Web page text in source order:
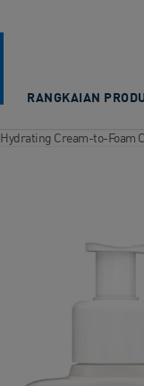
RANGKAIAN
Hydrating Cream-to-Foam